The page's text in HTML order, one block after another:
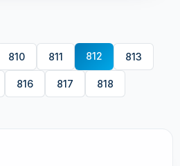
810 811 812 813
816 817 818